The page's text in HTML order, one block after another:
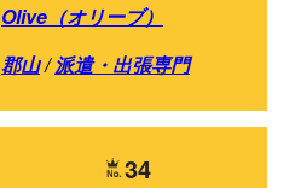
Olive（オリーブ）
郡山/派遣・出張専門
34